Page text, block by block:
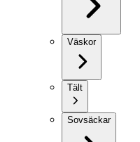
Väskor
Tält
Sovsäckar